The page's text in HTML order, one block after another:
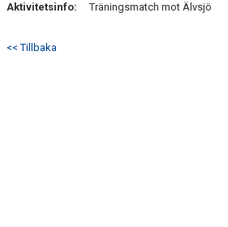
Aktivitetsinfo:
Träningsmatch mot Älvsjö
<< Tillbaka